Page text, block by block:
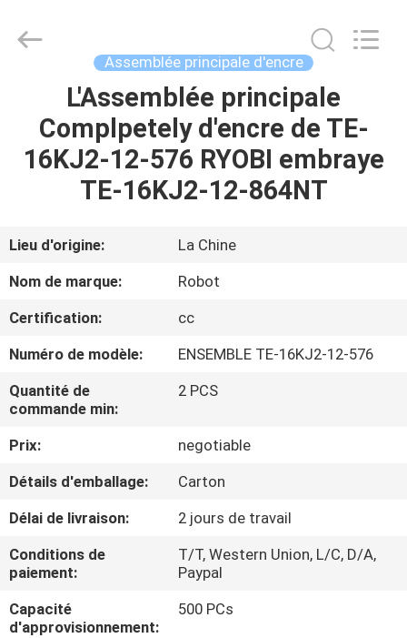
MAISON
PRODUITS
SUJET
DE
NOUS
VISITE
D'USINE
CONTRÔLE
DE
QUALITÉ
CONTACTEZ-
NOUS
Robot
Automation
Assemblée principale d'encre
L'Assemblée principale
Complpetely d'encre de TE-
16KJ2-12-576 RYOBI embraye
TE-16KJ2-12-864NT
Lieu d'origine:
La Chine
Nom de marque:
Robot
Certification:
cc
Numéro de modèle:
ENSEMBLE TE-16KJ2-12-576
Quantité de
commande min:
2 PCS
Prix:
negotiable
Détails d'emballage:
Carton
Délai de livraison:
2 jours de travail
Conditions de
paiement:
T/T, Western Union, L/C, D/A,
Paypal
Capacité
d'approvisionnement:
500 PCs